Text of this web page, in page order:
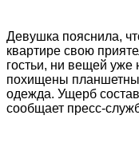
Девушка пояснила,
квартире свою
гостьи, ни вещей
похищены
одежда. Ущерб
сообщает пресс-